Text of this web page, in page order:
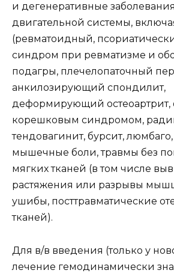
и дегенеративные
двигательной системы,
(ревматоидный,
синдром при ревматизме и
подагры, плечелопаточный
анкилозирующий спондилит,
деформирующий остеоартрит,
корешковым синдромом,
тендовагинит, бурсит,
мышечные боли, травмы без
мягких тканей (в том числе
растяжения или разрывы
ушибы, посттравматические
тканей).
Для в/в введения (только у
лечение гемодинамически